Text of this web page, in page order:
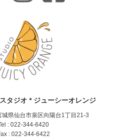
タジオ * ジューシーオレンジ
県仙台市泉区向陽台1丁目21-3
: 022-344-6420
: 022-344-6422